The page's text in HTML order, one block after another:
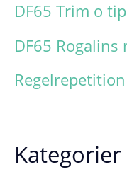
r
:
DF65 Trim o
DF65
Kategorier